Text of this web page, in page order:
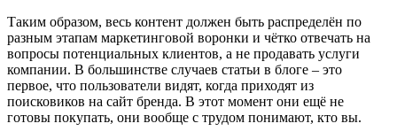
Таким образом, весь контент должен быть распределён по
разным этапам маркетинговой воронки и чётко отвечать на
вопросы потенциальных клиентов, а не продавать услуги
компании. В большинстве случаев статьи в блоге – это
первое, что пользователи видят, когда приходят из
поисковиков на сайт бренда. В этот момент они ещё не
готовы покупать, они вообще с трудом понимают, кто вы.